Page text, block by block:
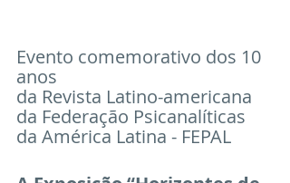
Evento comemorativo dos 10
anos
da Revista Latino-americana
da Federação Psicanalíticas
da América Latina - FEPAL